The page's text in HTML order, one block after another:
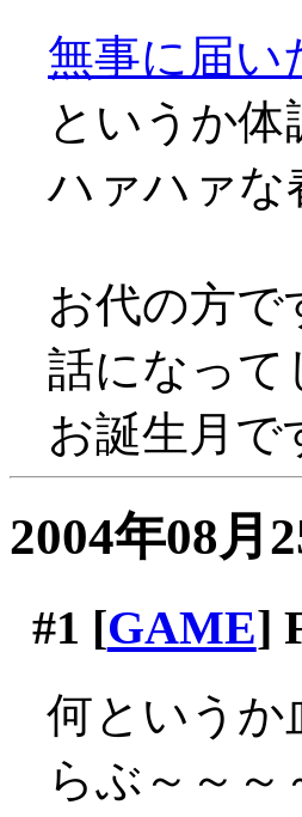
無事に届
というか
ハァハァな
お代の方
話になって
お誕生月
2004年08月
#1 [GAME]
何という
らぶ～～